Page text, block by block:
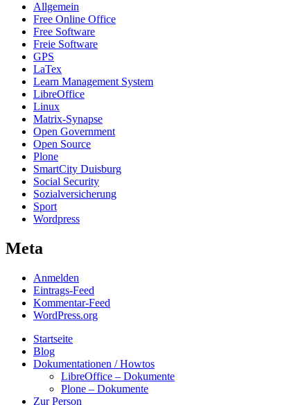
Allgemein
Free Online Office
Free Software
Freie Software
GPS
LaTex
Learn Management System
LibreOffice
Linux
Matrix-Synapse
Open Government
Open Source
Plone
SmartCity Duisburg
Social Security
Sozialversicherung
Sport
Wordpress
Meta
Anmelden
Eintrags-Feed
Kommentar-Feed
WordPress.org
Startseite
Blog
Dokumentationen / Howtos
LibreOffice – Dokumente
Plone – Dokumente
Zur Person